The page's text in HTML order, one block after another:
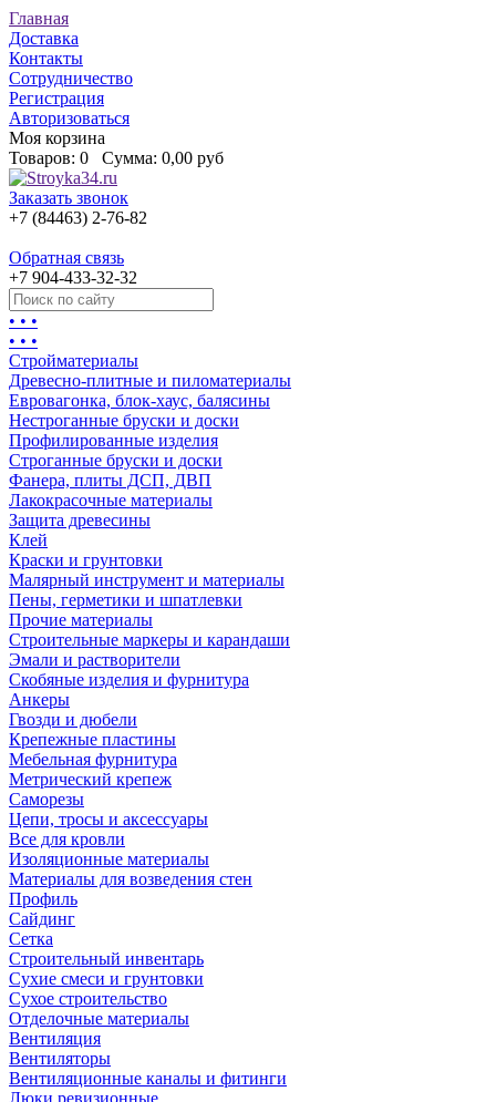
Главная
Доставка
Контакты
Сотрудничество
Регистрация
Авторизоваться
Моя корзина
Товаров: 0 Сумма: 0,00 руб
Заказать звонок
+7 (84463) 2-76-82
Обратная связь
+7 904-433-32-32
• • •
• • •
Стройматериалы
Древесно-плитные и пиломатериалы
Евровагонка, блок-хаус, балясины
Нестроганные бруски и доски
Профилированные изделия
Строганные бруски и доски
Фанера, плиты ДСП, ДВП
Лакокрасочные материалы
Защита древесины
Клей
Краски и грунтовки
Малярный инструмент и материалы
Пены, герметики и шпатлевки
Прочие материалы
Строительные маркеры и карандаши
Эмали и растворители
Скобяные изделия и фурнитура
Анкеры
Гвозди и дюбели
Крепежные пластины
Мебельная фурнитура
Метрический крепеж
Саморезы
Цепи, тросы и аксессуары
Все для кровли
Изоляционные материалы
Материалы для возведения стен
Профиль
Сайдинг
Сетка
Строительный инвентарь
Сухие смеси и грунтовки
Сухое строительство
Отделочные материалы
Вентиляция
Вентиляторы
Вентиляционные каналы и фитинги
Люки ревизионные